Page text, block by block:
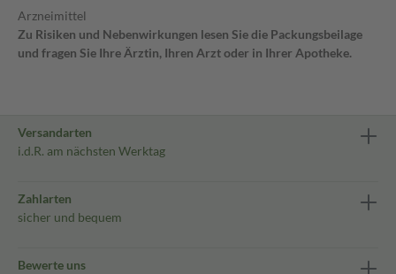
Arzneimittel
Zu Risiken und Nebenwirkungen lesen Sie die Packungsbeilage
und fragen Sie Ihre Ärztin, Ihren Arzt oder in Ihrer Apotheke.
Versandarten
i.d.R. am nächsten Werktag
Zahlarten
sicher und bequem
Bewerte uns